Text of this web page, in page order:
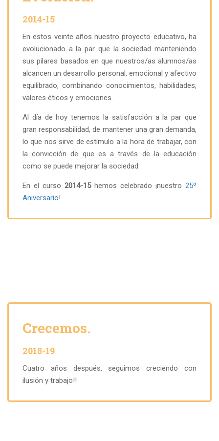
2014-15
En estos veinte años nuestro proyecto educativo, ha
evolucionado a la par que la sociedad manteniendo
sus pilares basados en que nuestros/as alumnos/as
alcancen un desarrollo personal, emocional y afectivo
equilibrado, combinando conocimientos, habilidades,
valores éticos y emociones.
Al día de hoy tenemos la satisfacción a la par que
gran responsabilidad, de mantener una gran demanda,
lo que nos sirve de estímulo a la hora de trabajar, con
la convicción de que es a través de la educación
como se puede mejorar la sociedad.
En el curso 2014-15hemos celebrado ¡nuestro 25º
Aniversario!
Crecemos.
2018-19
Cuatro años después, seguimos creciendo con
ilusión y trabajo!!